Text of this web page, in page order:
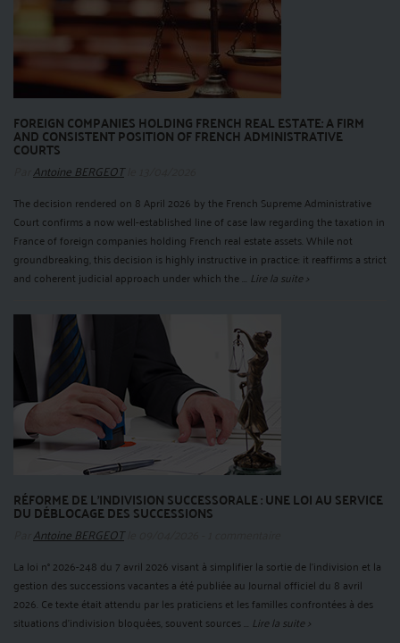
FOREIGN COMPANIES HOLDING FRENCH REAL ESTATE: A FIRM
AND CONSISTENT POSITION OF FRENCH ADMINISTRATIVE
COURTS
Antoine BERGEOTle 13/04/2026
The decision rendered on 8 April 2026 by the French Supreme Administrative
Court confirms a now well-established line of case law regarding the taxation in
France of foreign companies holding French real estate assets. While not
groundbreaking, this decision is highly instructive in practice: it reaffirms a strict
and coherent judicial approach under which the ... Lire la suite >
RÉFORME DE L’INDIVISION SUCCESSORALE : UNE LOI AU SERVICE
DU DÉBLOCAGE DES SUCCESSIONS
Antoine BERGEOTle 09/04/2026 - 1 commentaire
La loi n° 2026-248 du 7 avril 2026 visant à simplifier la sortie de l’indivision et la
gestion des successions vacantes a été publiée au Journal officiel du 8 avril
2026. Ce texte était attendu par les praticiens et les familles confrontées à des
situations d’indivision bloquées, souvent sources ... Lire la suite >